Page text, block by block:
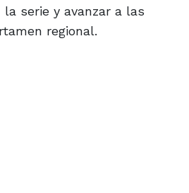
serie y avanzar a las
regional.